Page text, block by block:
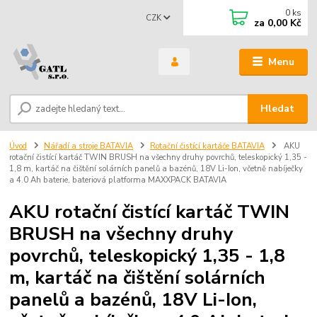
Menu
CZK
Hledat
0 ks
za 0,00 Kč
Úvod Nářadí a stroje BATAVIA Rotační čistící kartáče BATAVIA
AKU
rotační čistící kartáč TWIN BRUSH na všechny druhy povrchů, teleskopický 1,35 -
1,8 m, kartáč na čištění solárních panelů a bazénů, 18V Li-Ion, včetně nabíječky
a 4.0 Ah baterie, bateriová platforma MAXXPACK BATAVIA
AKU rotační čistící kartáč TWIN
BRUSH na všechny druhy
povrchů, teleskopický 1,35 - 1,8
m, kartáč na čištění solárních
panelů a bazénů, 18V Li-Ion,